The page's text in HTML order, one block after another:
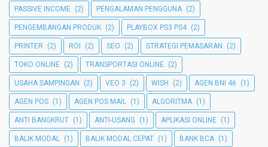
PASSIVE INCOME (2) PENGALAMAN PENGGUNA (2)
PENGEMBANGAN PRODUK (2) PLAYBOX PS3 PS4 (2)
PRINTER (2) ROI (2) SEO (2) STRATEGI PEMASARAN (2)
TOKO ONLINE (2) TRANSPORTASI ONLINE (2)
USAHA SAMPINGAN (2) VEO 3 (2) WISH (2) AGEN BNI 46 (1)
AGEN POS (1) AGEN POS MAIL (1) ALGORITMA (1)
ANTI BANGKRUT (1) ANTI-USANG (1) APLIKASI ONLINE (1)
BALIK MODAL (1) BALIK MODAL CEPAT (1) BANK BCA (1)